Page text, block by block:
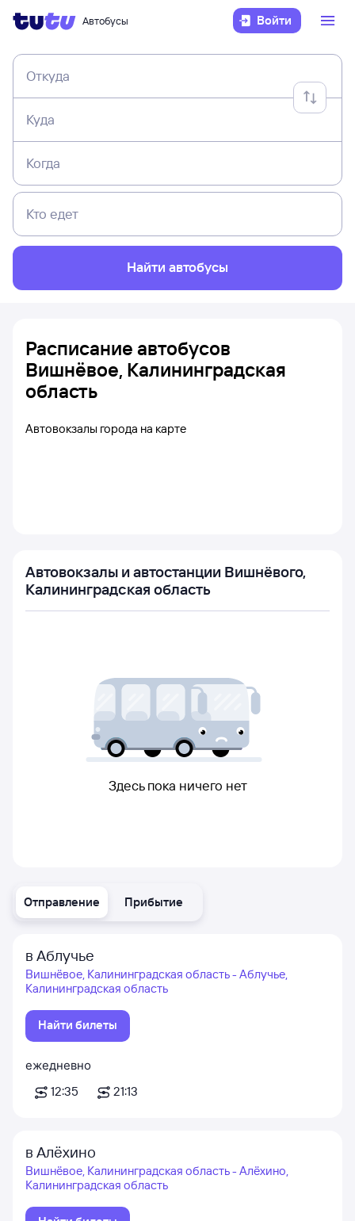
Автобусы Войти
Откуда
Куда
Когда
Кто едет
Найти автобусы
Отправление Прибытие
в Аблучье
Вишнёвое, Калининградская область - Аблучье,
Калининградская область
Найти билеты
ежедневно
12:35
21:13
в Алёхино
Вишнёвое, Калининградская область - Алёхино,
Калининградская область
Расписание автобусов
Вишнёвое, Калининградская
область
Автовокзалы города на карте
Автовокзалы и автостанции Вишнёвого,
Калининградская область
Здесь пока ничего нет